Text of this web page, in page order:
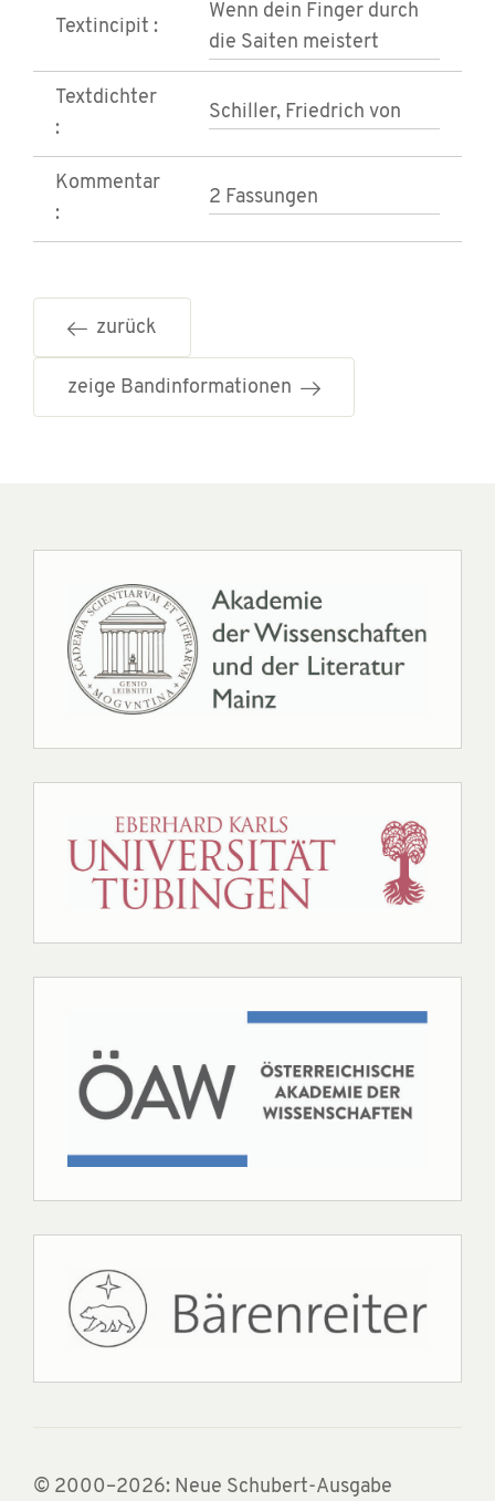
Textincipit :
Wenn dein Finger durch
die Saiten meistert
Textdichter
:
Schiller, Friedrich von
Kommentar
:
2 Fassungen
zurück
zeige Bandinformationen
© 2000–2026: Neue Schubert-Ausgabe